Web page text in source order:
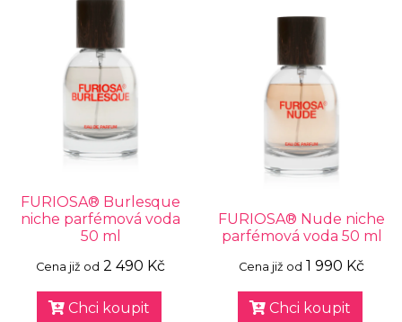
FURIOSA® Burlesque
niche parfémová voda
50 ml
Cena již od 2 490 Kč
Chci koupit
FURIOSA® Nude niche
parfémová voda 50 ml
Cena již od 1 990 Kč
Chci koupit